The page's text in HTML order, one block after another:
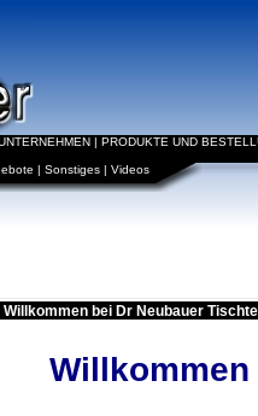
| PRODUKTE UND
| Sonstiges | Videos
Willkommen bei Dr Neubauer